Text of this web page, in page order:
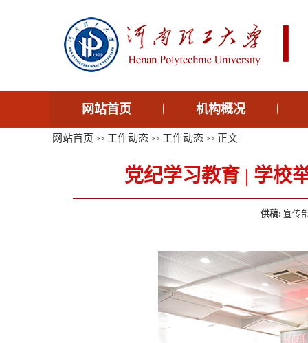
网站首页 机构概况
网站首页 >> 工作动态 >> 工作动态 >> 正文
党纪学习教育 | 学校
供稿: 宣传